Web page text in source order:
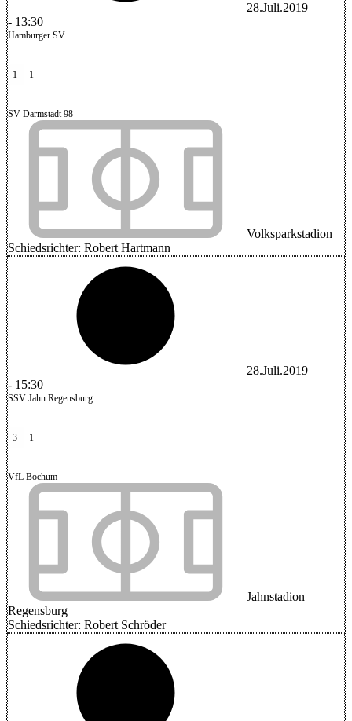
28.Juli.2019
- 13:30
Hamburger SV
1 1
SV Darmstadt 98
Volksparkstadion
Schiedsrichter: Robert Hartmann
28.Juli.2019
- 15:30
SSV Jahn Regensburg
3 1
VfL Bochum
Jahnstadion
Regensburg
Schiedsrichter: Robert Schröder